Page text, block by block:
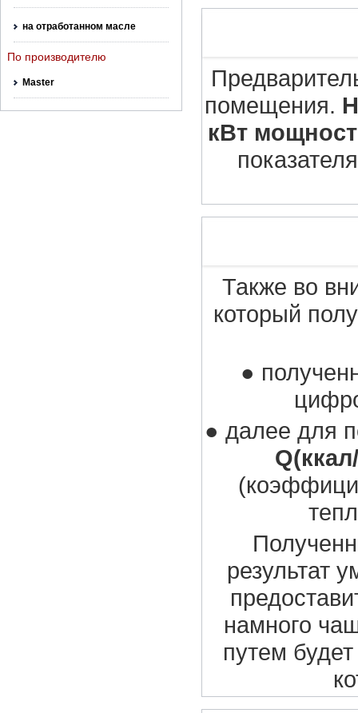
на отработанном масле
По производителю
Master
помещения.
кВт
Также во
который
●
● далее для
результат
намного
путем